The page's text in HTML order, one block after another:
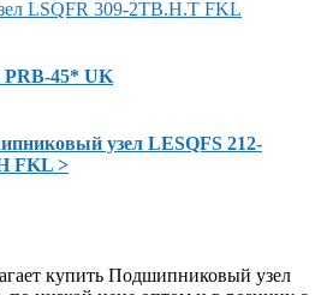
LSQFR 309-2TB.H.T FKL
45* UK
узел LESQFS 212-
FKL >
купить Подшипниковый узел